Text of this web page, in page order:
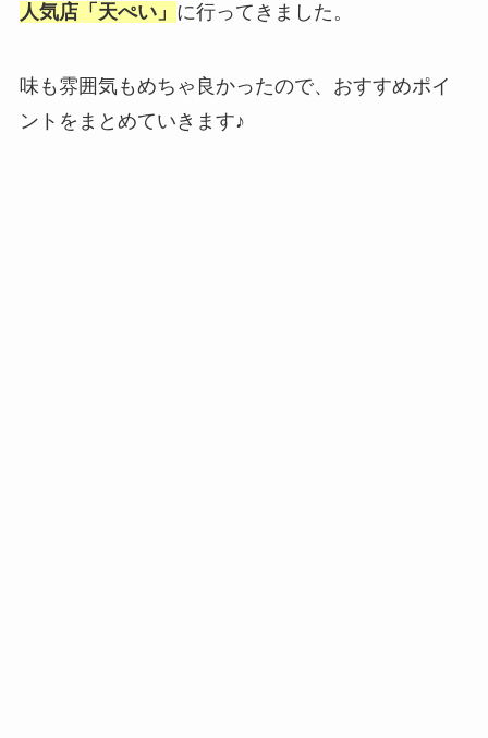
人気店「天ぺい」 に行ってきました。
味も雰囲気もめちゃ良かったので、おすすめポイ
ントをまとめていきます♪